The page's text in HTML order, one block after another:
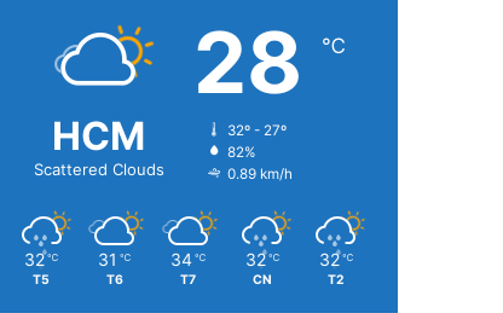
HCM
Scattered Clouds
28 ℃
32º - 27º
82%
0.89 km/h
32 ℃
T5
31 ℃
T6
34 ℃
T7
32 ℃
CN
32 ℃
T2